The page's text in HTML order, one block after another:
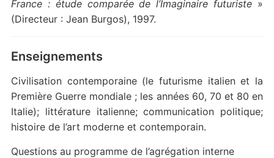
France : étude comparée de l’Imaginaire futuriste »
(Directeur : Jean Burgos), 1997.
Enseignements
Civilisation contemporaine (le futurisme italien et la
Première Guerre mondiale ; les années 60, 70 et 80 en
Italie); littérature italienne; communication politique;
histoire de l’art moderne et contemporain.
Questions au programme de l’agrégation interne